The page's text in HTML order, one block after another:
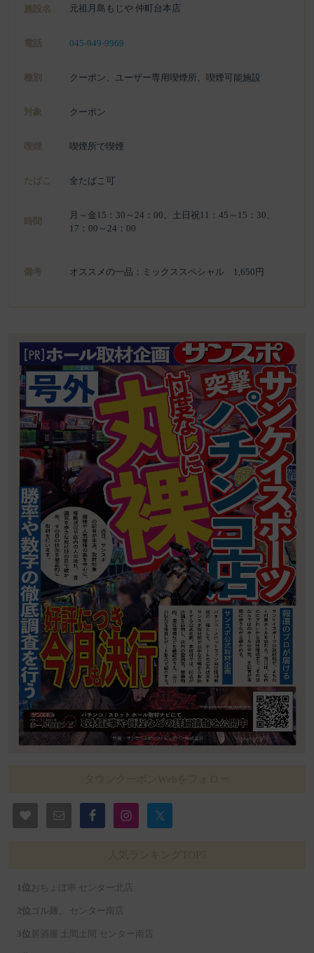
施設名 元祖月島もじや 仲町台本店
電話 045-949-9969
種別 クーポン、ユーザー専用喫煙所、喫煙可能施設
対象 クーポン
喫煙 喫煙所で喫煙
たばこ 全たばこ可
時間
月～金15：30～24：00、土日祝11：45～15：30、
17：00～24：00
備考 オススメの一品：ミックススペシャル 1,650円
おちょぼ串 センター北店
ゴル麺。 センター南店
居酒屋 土間土間 センター南店